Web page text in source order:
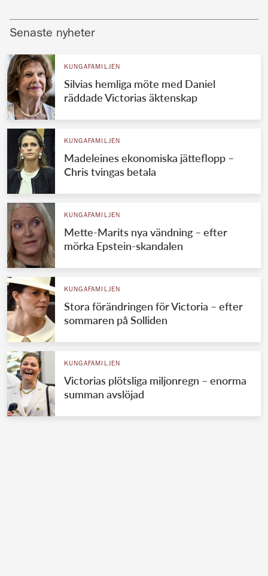
Senaste nyheter
KUNGAFAMILJEN
Silvias hemliga möte med Daniel
räddade Victorias äktenskap
KUNGAFAMILJEN
Madeleines ekonomiska jätteflopp –
Chris tvingas betala
KUNGAFAMILJEN
Mette-Marits nya vändning – efter
mörka Epstein-skandalen
KUNGAFAMILJEN
Stora förändringen för Victoria – efter
sommaren på Solliden
KUNGAFAMILJEN
Victorias plötsliga miljonregn – enorma
summan avslöjad